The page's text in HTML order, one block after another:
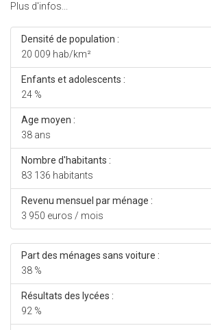
Plus d'infos...
Densité de population :
20 009 hab/km²
Enfants et adolescents :
24 %
Age moyen :
38 ans
Nombre d'habitants :
83 136 habitants
Revenu mensuel par ménage :
3 950 euros / mois
Part des ménages sans voiture :
38 %
Résultats des lycées :
92 %